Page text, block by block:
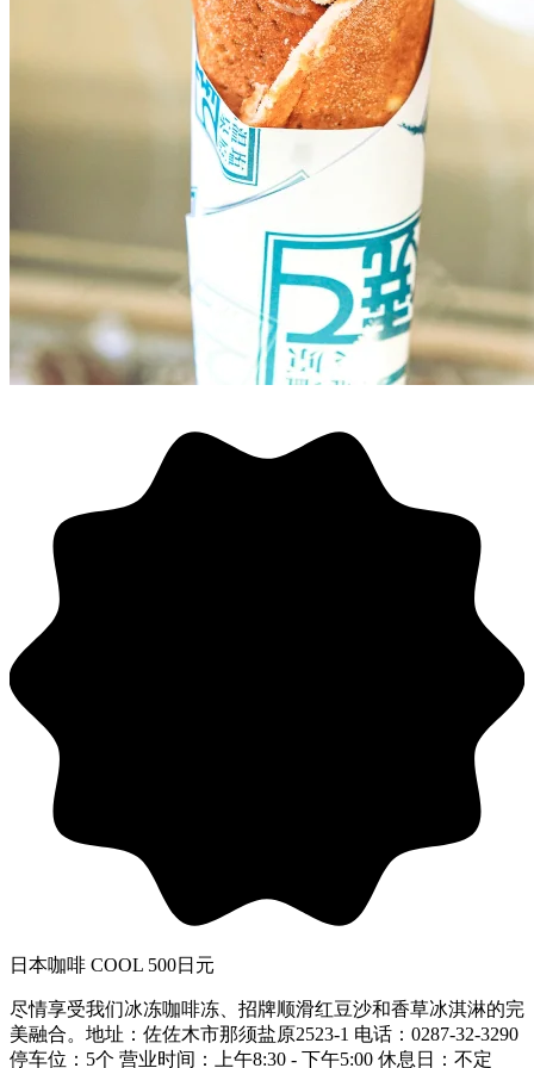
日本咖啡 COOL 500日元
尽情享受我们冰冻咖啡冻、招牌顺滑红豆沙和香草冰淇淋的完
美融合。地址：佐佐木市那须盐原2523-1 电话：0287-32-3290
停车位：5个 营业时间：上午8:30 - 下午5:00 休息日：不定